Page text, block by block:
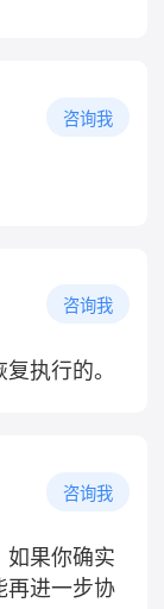
咨询我
咨询我
执行的。
咨询我
如果你确实
再进一步协